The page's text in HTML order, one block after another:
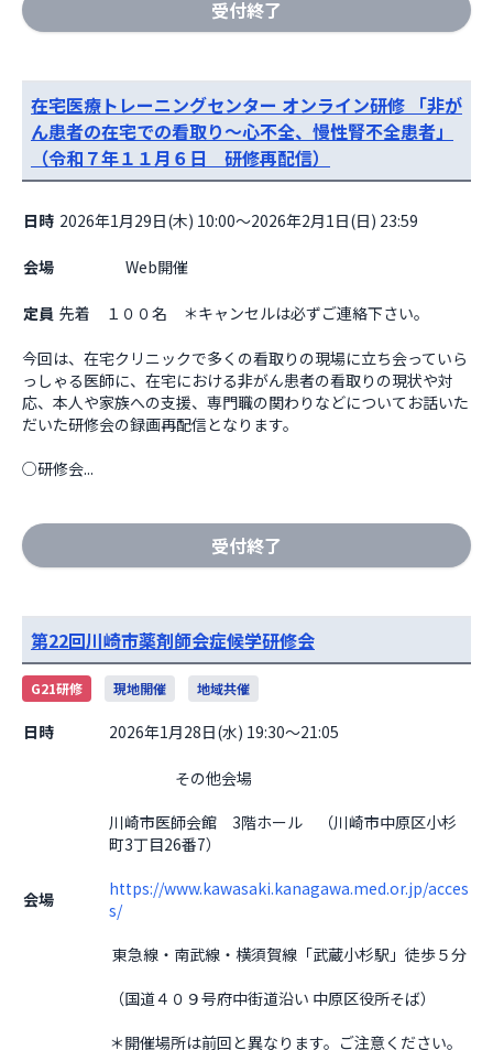
受付終了
在宅医療トレーニングセンター オンライン研修 「非が
ん患者の在宅での看取り～心不全、慢性腎不全患者」
（令和７年１１月６日 研修再配信）
日時 2026年1月29日(木) 10:00～2026年2月1日(日) 23:59
会場
定員 先着 １００名 ＊キャンセルは必ずご連絡下さい。
今回は、在宅クリニックで多くの看取りの現場に立ち会っていら
っしゃる医師に、在宅における非がん患者の看取りの現状や対
応、本人や家族への支援、専門職の関わりなどについてお話いた
だいた研修会の録画再配信となります。
○研修会...
受付終了
第22回川崎市薬剤師会症候学研修会
G21研修 現地開催 地域共催
日時 2026年1月28日(水) 19:30～21:05
会場
川崎市医師会館　3階ホール　（川崎市中原区小杉
町3丁目26番7）
https://www.kawasaki.kanagawa.med.or.jp/acces
s/
東急線・南武線・横須賀線「武蔵小杉駅」徒歩５分
（国道４０９号府中街道沿い 中原区役所そば）